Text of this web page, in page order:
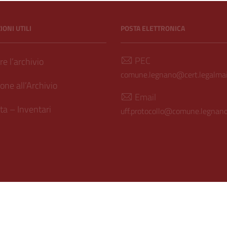
UTILI
l’archivio
all’Archivio
– Inventari
POSTA ELETTRONICA
PEC
Email